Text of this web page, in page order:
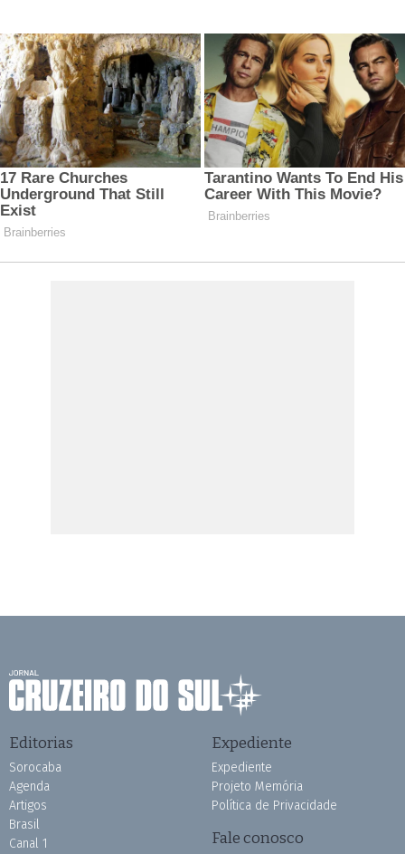
Editorias
Sorocaba
Agenda
Artigos
Brasil
Canal 1
Expediente
Expediente
Projeto Memória
Política de Privacidade
Fale conosco